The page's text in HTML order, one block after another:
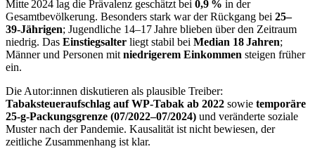
Mitte 2024 lag die Prävalenz geschätzt bei 0,9 % in der
Gesamtbevölkerung. Besonders stark war der Rückgang bei 25–
39‑Jährigen; Jugendliche 14–17 Jahre blieben über den Zeitraum
niedrig. Das Einstiegsalter liegt stabil bei Median 18 Jahren;
Männer und Personen mit niedrigerem Einkommen steigen früher
ein.
Die Autor:innen diskutieren als plausible Treiber:
Tabaksteueraufschlag auf WP‑Tabak ab 2022 sowie temporäre
25‑g‑Packungsgrenze (07/2022–07/2024) und veränderte soziale
Muster nach der Pandemie. Kausalität ist nicht bewiesen, der
zeitliche Zusammenhang ist klar.